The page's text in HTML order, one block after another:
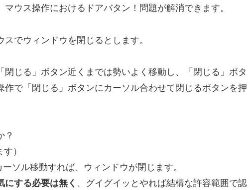
ウス操作におけるドアバタン！問題が解消できます。
でウィンドウを閉じるとします。
じる」ボタン近くまでは勢いよく移動し、「閉じる」ボタ
で「閉じる」ボタンにカーソル合わせて閉じるボタンを押
？
）
ソル移動すれば、ウィンドウが閉じます。
する必要は無く 、グイグイッとやれば結構な許容範囲で認